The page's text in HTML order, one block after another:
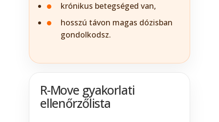
krónikus betegséged van,
hosszú távon magas dózisban
gondolkodsz.
R-Move gyakorlati
ellenőrzőlista